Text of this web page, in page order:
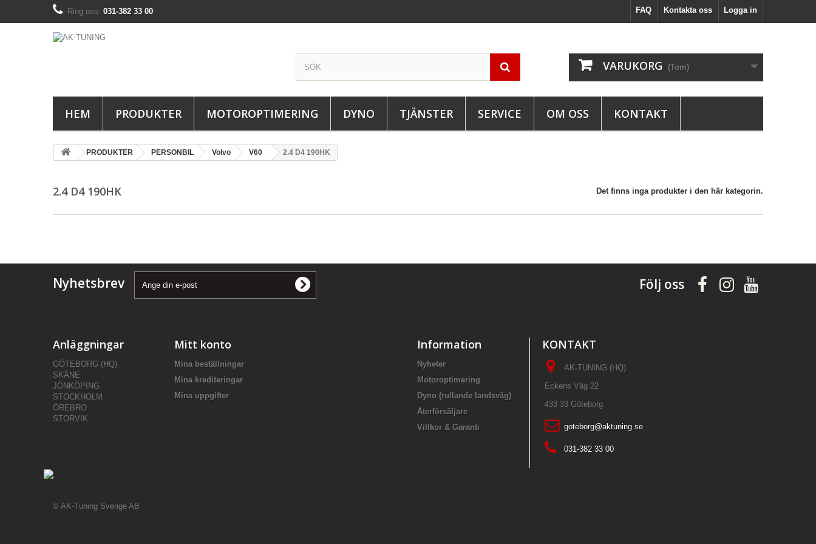
Logga in
Kontakta oss
FAQ
Ring oss: 031-382 33 00
VARUKORG (Tom)
HEM PRODUKTER MOTOROPTIMERING DYNO TJÄNSTER SERVICE OM OSS KONTAKT
PRODUKTER PERSONBIL Volvo V60 2.4 D4 190HK
2.4 D4 190HK Det finns inga produkter i den här kategorin.
Nyhetsbrev Följ oss
Anläggningar
GÖTEBORG (HQ)
SKÅNE
JÖNKÖPING
STOCKHOLM
ÖREBRO
STORVIK
Mitt konto
Mina beställningar
Mina krediteringar
Mina uppgifter
Information
Nyheter
Motoroptimering
Dyno (rullande landsväg)
Återförsäljare
Villkor & Garanti
KONTAKT
AK-TUNING (HQ)
Eckens Väg 22
433 33 Göteborg
goteborg@aktuning.se
031-382 33 00
© AK-Tuning Sverige AB